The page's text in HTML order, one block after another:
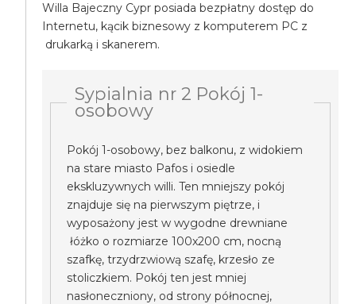
Willa Bajeczny Cypr posiada bezpłatny dostęp do
Internetu, kącik biznesowy z komputerem PC z
drukarką i skanerem.
Sypialnia nr 2 Pokój 1-
osobowy
Pokój 1-osobowy, bez balkonu, z widokiem
na stare miasto Pafos i osiedle
ekskluzywnych willi. Ten mniejszy pokój
znajduje się na pierwszym piętrze, i
wyposażony jest w wygodne drewniane
łóżko o rozmiarze 100x200 cm, nocną
szafkę, trzydrzwiową szafę, krzesło ze
stoliczkiem. Pokój ten jest mniej
nasłoneczniony, od strony północnej,